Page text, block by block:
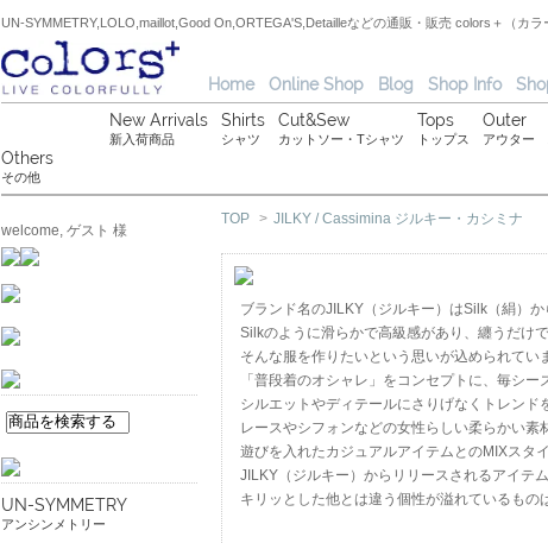
UN-SYMMETRY,LOLO,maillot,Good On,ORTEGA'S,Detailleなどの通販・販売 colors＋（カラ
Home Online Shop Blog Shop Info
New Arrivals
新入荷商品
Shirts
シャツ
Cut&Sew
カットソー・Tシャツ
Tops
トップス
Outer
アウター
Others
その他
TOP > JILKY / Cassimina ジルキー・カシミナ
ブランド名のJILKY（ジルキー）はSilk（絹）か
Silkのように滑らかで高級感があり、纏うだけ
そんな服を作りたいという思いが込められてい
「普段着のオシャレ」をコンセプトに、毎シー
シルエットやディテールにさりげなくトレンド
レースやシフォンなどの女性らしい柔らかい素
遊びを入れたカジュアルアイテムとのMIXスタ
JILKY（ジルキー）からリリースされるアイテ
キリッとした他とは違う個性が溢れているもの
welcome, ゲスト 様
UN-SYMMETRY
アンシンメトリー